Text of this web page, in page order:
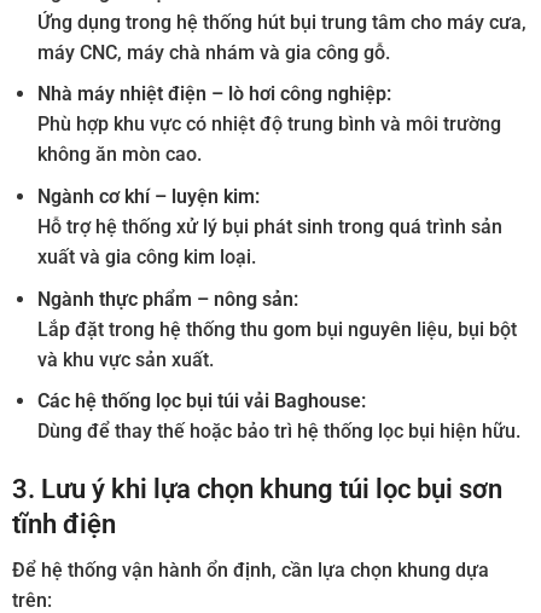
Ứng dụng trong hệ thống hút bụi trung tâm cho máy cưa,
máy CNC, máy chà nhám và gia công gỗ.
Nhà máy nhiệt điện – lò hơi công nghiệp:
Phù hợp khu vực có nhiệt độ trung bình và môi trường
không ăn mòn cao.
Ngành cơ khí – luyện kim:
Hỗ trợ hệ thống xử lý bụi phát sinh trong quá trình sản
xuất và gia công kim loại.
Ngành thực phẩm – nông sản:
Lắp đặt trong hệ thống thu gom bụi nguyên liệu, bụi bột
và khu vực sản xuất.
Các hệ thống lọc bụi túi vải Baghouse:
Dùng để thay thế hoặc bảo trì hệ thống lọc bụi hiện hữu.
3. Lưu ý khi lựa chọn khung túi lọc bụi sơn
tĩnh điện
Để hệ thống vận hành ổn định, cần lựa chọn khung dựa
trên: